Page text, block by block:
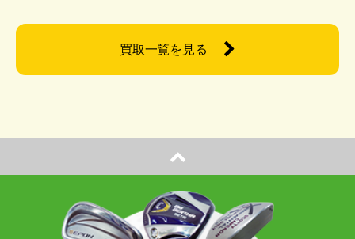
買取一覧を見る